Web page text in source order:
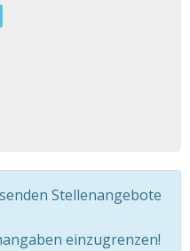
Stellenangebote
einzugrenzen!